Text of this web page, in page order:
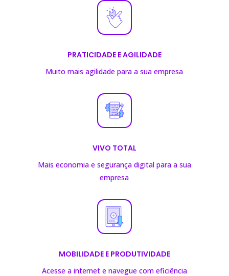
PRATICIDADE E AGILIDADE
Muito mais agilidade para a sua empresa
VIVO TOTAL
Mais economia e segurança digital para a sua
empresa
MOBILIDADE E PRODUTIVIDADE
Acesse a internet e navegue com eficiência